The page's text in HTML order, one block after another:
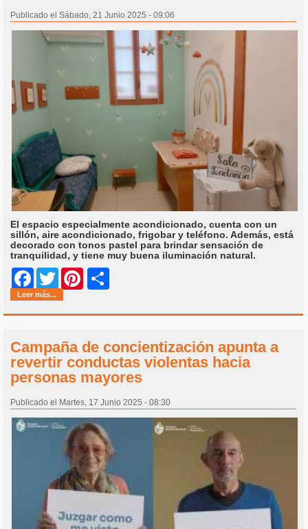
Publicado el Sábado, 21 Junio 2025 - 09:06
El espacio especialmente acondicionado, cuenta con un
sillón, aire acondicionado, frigobar y teléfono. Además, está
decorado con tonos pastel para brindar sensación de
tranquilidad, y tiene muy buena iluminación natural.
Facebook
Twitter Pinterest
Leer más...
Campaña de concientización apunta a
revertir conductas violentas hacia
personas mayores
Publicado el Martes, 17 Junio 2025 - 08:30